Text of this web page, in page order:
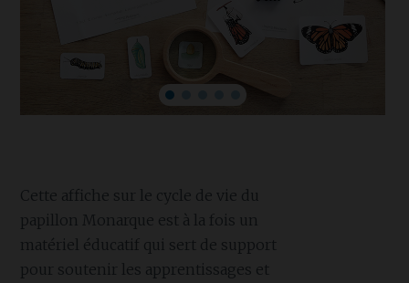
Cette affiche sur le cycle de vie du
papillon Monarque est à la fois un
matériel éducatif qui sert de support
pour soutenir les apprentissages et